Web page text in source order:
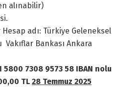
alınabilir)
adı: Türkiye Geleneksel
Bankası Ankara
5800 7308 9573 58 IBAN nolu
TL 28 Temmuz 2025